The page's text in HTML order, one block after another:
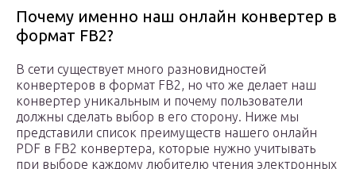
Почему именно наш онлайн конвертер в
формат FB2?
В сети существует много разновидностей
конвертеров в формат FB2, но что же делает наш
конвертер уникальным и почему пользователи
должны сделать выбор в его сторону. Ниже мы
представили список преимуществ нашего онлайн
PDF в FB2 конвертера, которые нужно учитывать
при выборе каждому любителю чтения электронных